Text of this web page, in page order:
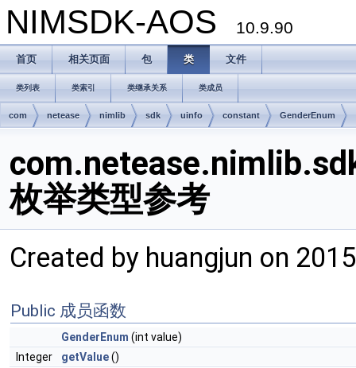
NIMSDK-AOS 10.9.90
首页 相关页面 包 类 文件
类列表 类索引 类继承关系 类成员
com netease nimlib sdk uinfo constant GenderEnum
枚举类型参考
Created by huangjun on
Public 成员函数
GenderEnum (int value)
Integer
getValue()